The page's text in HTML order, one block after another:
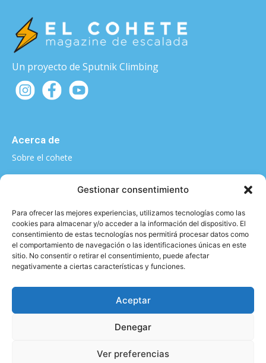
Gestionar consentimiento
Para ofrecer las mejores experiencias, utilizamos tecnologías como las
cookies para almacenar y/o acceder a la información del dispositivo. El
consentimiento de estas tecnologías nos permitirá procesar datos como
el comportamiento de navegación o las identificaciones únicas en este
sitio. No consentir o retirar el consentimiento, puede afectar
negativamente a ciertas características y funciones.
Aceptar
Denegar
Ver preferencias
Un proyecto de Sputnik Climbing
Acerca de
Sobre el cohete
¿Quieres contarnos algo?
Categorías
Formación|Entrenamiento|Activismo
Aviso legal y Política de privacidad
2026 © - All rights reserved